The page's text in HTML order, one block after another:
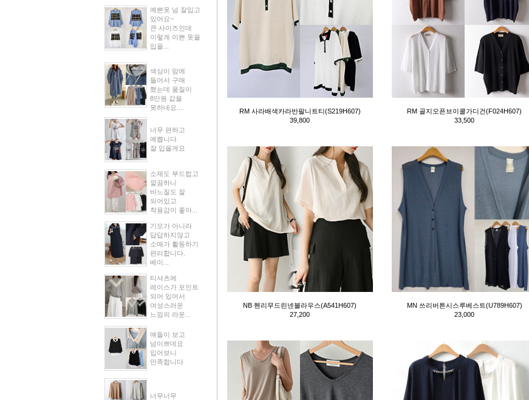
예쁜옷 넘 잘입고
있어요~
큰 사이즈인데
이렇게 이쁜 옷을
입을...
색상이 맘에
들어서 구매
했는데 품질이
8만원 값을
못하네요....
너무 편하고
예쁩니다
잘 입을게요
소재도 부드럽고
깔끔하니
바느질도 잘
되어있고
착용감이 좋아...
기모가 아니라
답답하지않고
소매가 활동하기
편리합니다.
베이...
티셔츠에
레이스가 포인트
되어 있어서
여성스러운
느낌의 라운...
얘들이 보고
넘이쁘데요
입어보니
만족합니다
너무너무
RM 사라배색카라반팔니트티(S219H607)
39,800
RM 골지오픈브이쿨가디건(F024H607)
33,500
NB 헨리무드린넨블라우스(A541H607)
27,200
MN 쓰리버튼시스루베스트(U789H607)
23,000